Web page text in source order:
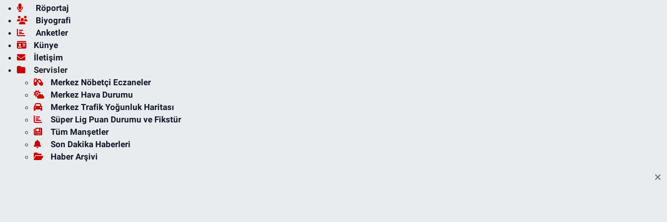
Röportaj
Biyografi
Anketler
Künye
İletişim
Servisler
Merkez Nöbetçi Eczaneler
Merkez Hava Durumu
Merkez Trafik Yoğunluk Haritası
Süper Lig Puan Durumu ve Fikstür
Tüm Manşetler
Son Dakika Haberleri
Haber Arşivi